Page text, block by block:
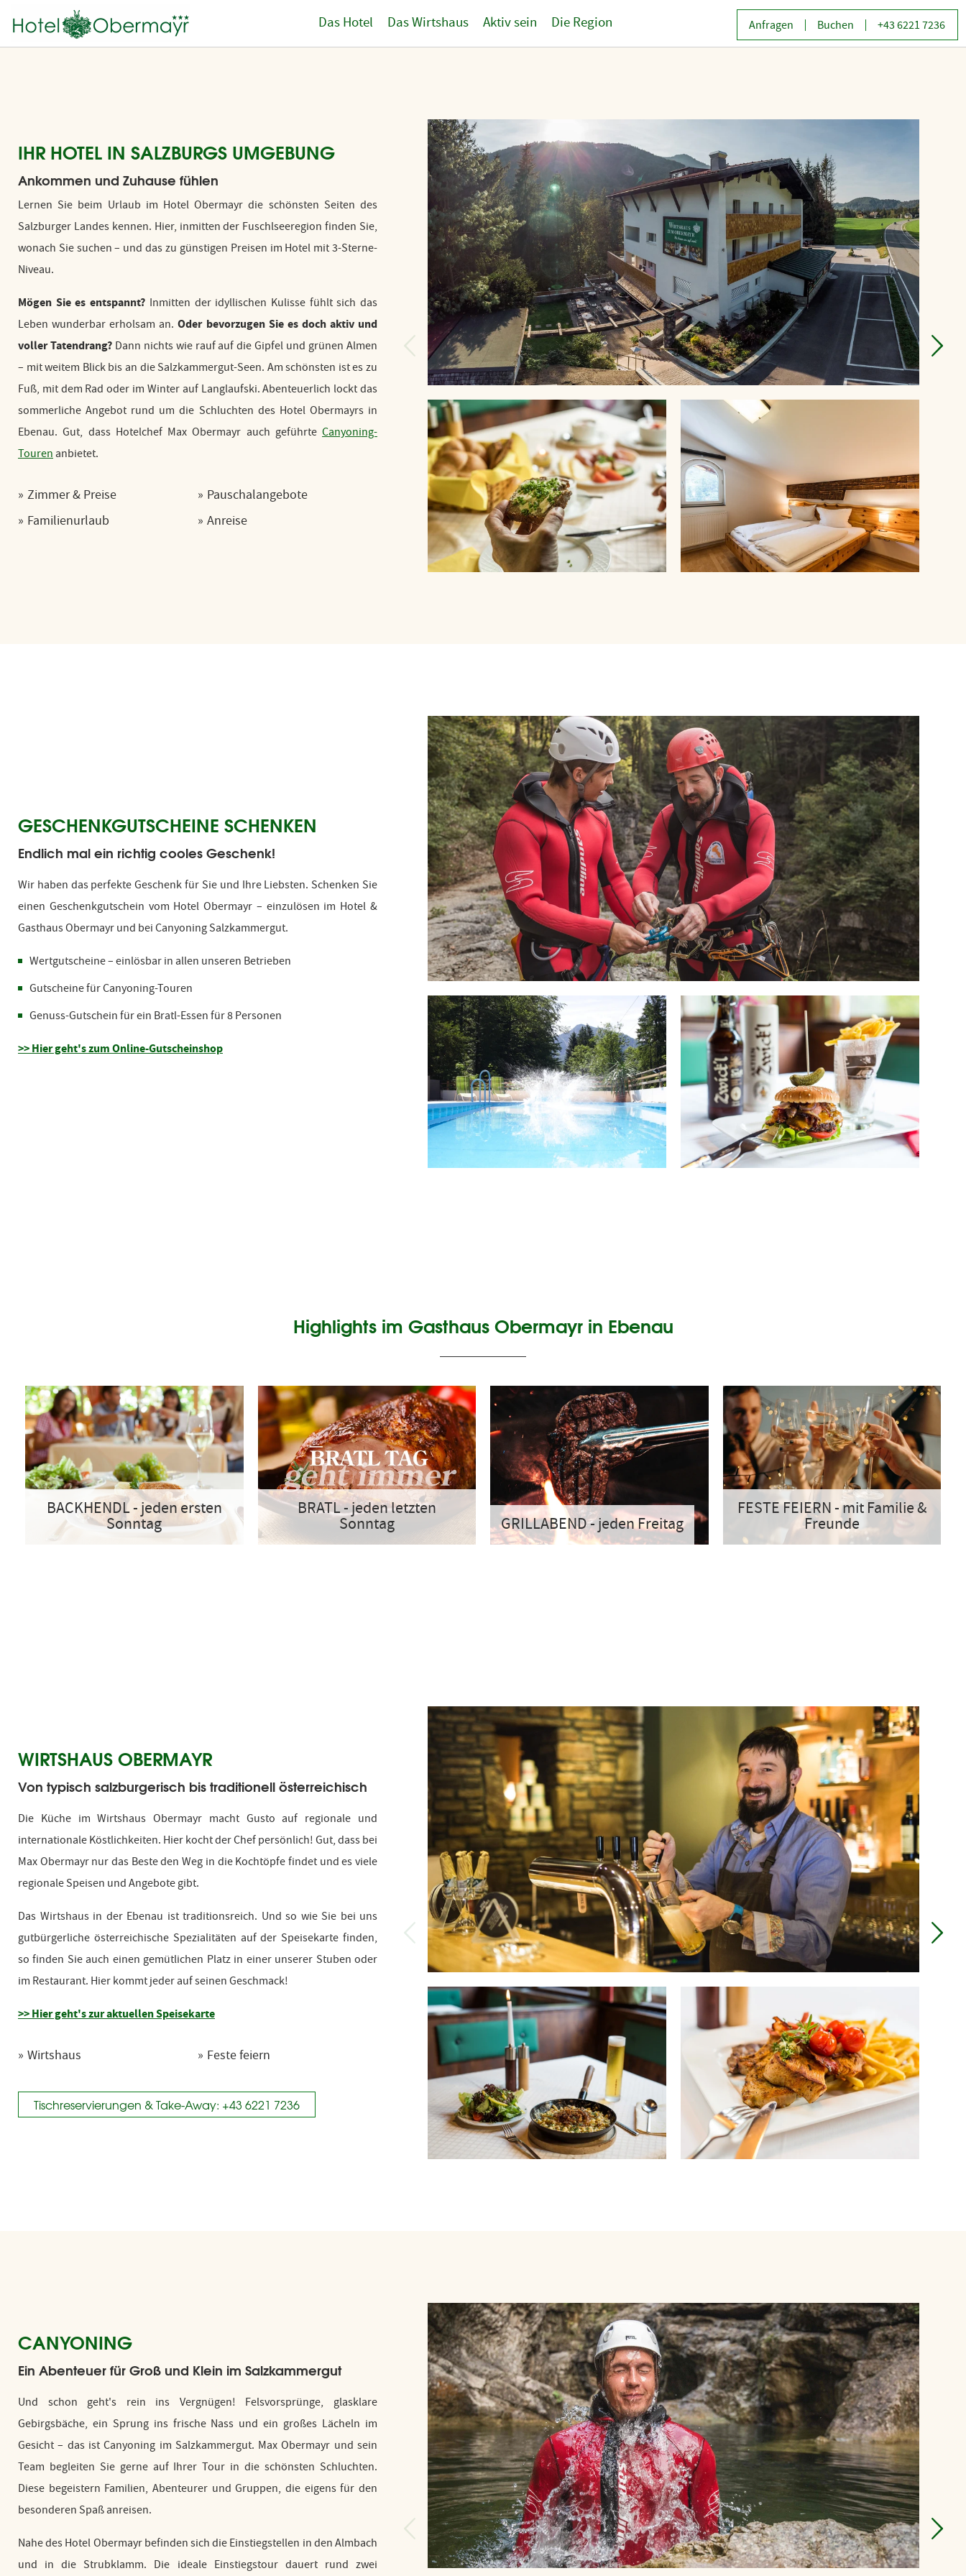
Das Hotel Das Wirtshaus Aktiv sein Die Region Anfragen Buchen +43 6221 7236
IHR HOTEL IN SALZBURGS UMGEBUNG
Ankommen und Zuhause fühlen
Lernen Sie beim Urlaub im Hotel Obermayr die schönsten Seiten des
Salzburger Landes kennen. Hier, inmitten der Fuschlseeregion finden Sie,
wonach Sie suchen – und das zu günstigen Preisen im Hotel mit 3-Sterne-
Niveau.
Mögen Sie es entspannt? Inmitten der idyllischen Kulisse fühlt sich das
Leben wunderbar erholsam an.Oder bevorzugen Sie es doch aktiv und
voller Tatendrang?Dann nichts wie rauf auf die Gipfel und grünen Almen
– mit weitem Blick bis an die Salzkammergut-Seen. Am schönsten ist es zu
Fuß, mit dem Rad oder im Winter auf Langlaufski. Abenteuerlich lockt das
sommerliche Angebot rund um die Schluchten des Hotel Obermayrs in
Ebenau. Gut, dass Hotelchef Max Obermayr auch geführte Canyoning-
Tourenanbietet.
Zimmer & Preise
Pauschalangebote
Familienurlaub
Anreise
GESCHENKGUTSCHEINE SCHENKEN
Endlich mal ein richtig cooles Geschenk!
Wir haben das perfekte Geschenk für Sie und Ihre Liebsten. Schenken Sie
einen Geschenkgutschein vom Hotel Obermayr – einzulösen im Hotel &
Gasthaus Obermayr und bei Canyoning Salzkammergut.
Wertgutscheine – einlösbar in allen unseren Betrieben
Gutscheine für Canyoning-Touren
Genuss-Gutschein für ein Bratl-Essen für 8 Personen
>> Hier geht's zum Online-Gutscheinshop
Highlights im Gasthaus Obermayr in Ebenau
BACKHENDL - jeden ersten
Sonntag
BRATL - jeden letzten
Sonntag GRILLABEND - jeden Freitag
FESTE FEIERN - mit Familie &
Freunde
WIRTSHAUS OBERMAYR
Von typisch salzburgerisch bis traditionell österreichisch
Die Küche im Wirtshaus Obermayr macht Gusto auf regionale und
internationale Köstlichkeiten. Hier kocht der Chef persönlich! Gut, dass bei
Max Obermayr nur das Beste den Weg in die Kochtöpfe findet und es viele
regionale Speisen und Angebote gibt.
Das Wirtshaus in der Ebenau ist traditionsreich. Und so wie Sie bei uns
gutbürgerliche österreichische Spezialitäten auf der Speisekarte finden,
so finden Sie auch einen gemütlichen Platz in einer unserer Stuben oder
im Restaurant. Hier kommt jeder auf seinen Geschmack!
>> Hier geht's zur aktuellen Speisekarte
Wirtshaus Feste feiern
Tischreservierungen & Take-Away: +43 6221 7236
CANYONING
Ein Abenteuer für Groß und Klein im Salzkammergut
Und schon geht's rein ins Vergnügen! Felsvorsprünge, glasklare
Gebirgsbäche, ein Sprung ins frische Nass und ein großes Lächeln im
Gesicht – das ist Canyoning im Salzkammergut. Max Obermayr und sein
Team begleiten Sie gerne auf Ihrer Tour in die schönsten Schluchten.
Diese begeistern Familien, Abenteurer und Gruppen, die eigens für den
besonderen Spaß anreisen.
Nahe des Hotel Obermayr befinden sich die Einstiegstellen in den Almbach
und in die Strubklamm. Die ideale Einstiegstour dauert rund zwei